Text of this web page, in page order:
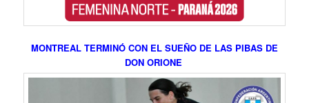
MONTREAL TERMINÓ CON EL SUEÑO DE LAS PIBAS DE
DON ORIONE